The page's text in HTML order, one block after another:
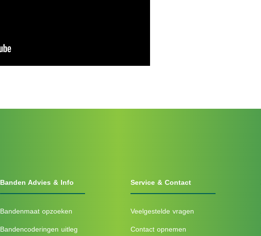
Banden Advies & Info
Bandenmaat opzoeken
Bandencoderingen uitleg
Service & Contact
Veelgestelde vragen
Contact opnemen